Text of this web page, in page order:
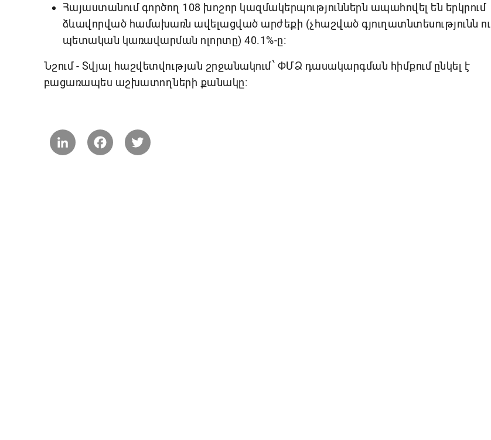
Հայաստանում գործող 108 խոշոր կազմակերպություններն ապահովել են երկրում
ձևավորված համախառն ավելացված արժեքի (չհաշված գյուղատնտեսությունն ու
պետական կառավարման ոլորտը) 40.1%-ը։
Նշում - Տվյալ հաշվետվության շրջանակում՝ ՓՄՁ դասակարգման հիմքում ընկել է
բացառապես աշխատողների քանակը։
LinkedIn Facebook